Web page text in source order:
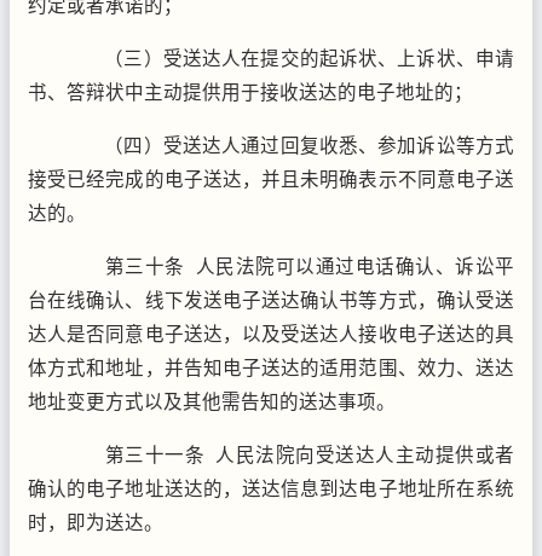
约定或者承诺的；
（三）受送达人在提交的起诉状、上诉状、申请
书、答辩状中主动提供用于接收送达的电子地址的；
（四）受送达人通过回复收悉、参加诉讼等方式
接受已经完成的电子送达，并且未明确表示不同意电子送
达的。
第三十条 人民法院可以通过电话确认、诉讼平
台在线确认、线下发送电子送达确认书等方式，确认受送
达人是否同意电子送达，以及受送达人接收电子送达的具
体方式和地址，并告知电子送达的适用范围、效力、送达
地址变更方式以及其他需告知的送达事项。
第三十一条 人民法院向受送达人主动提供或者
确认的电子地址送达的，送达信息到达电子地址所在系统
时，即为送达。